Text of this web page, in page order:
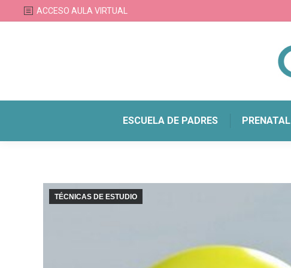
ACCESO AULA VIRTUAL
ESCUELA DE PADRES PRENATAL
TÉCNICAS DE ESTUDIO